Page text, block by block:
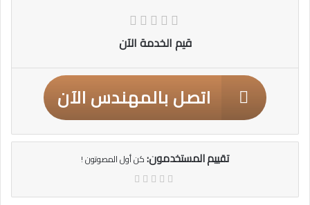
قيم الخدمة الآن
اتصل بالمهندس الآن
تقييم المستخدمون:كن أول المصوتون !